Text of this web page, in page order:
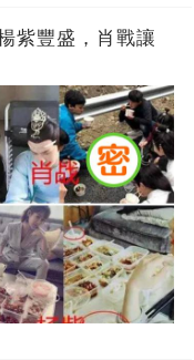
紫豐盛，肖戰讓